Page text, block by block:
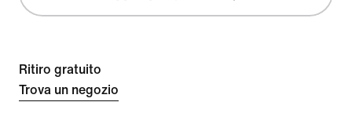
Ritiro gratuito
Trova un negozio